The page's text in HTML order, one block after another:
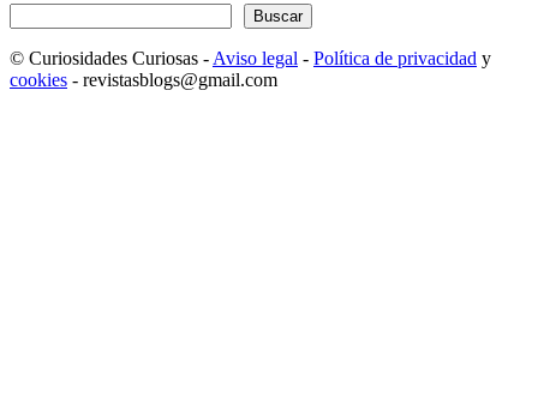
Buscar
© Curiosidades Curiosas - Aviso legal - Política de privacidad y
cookies - revistasblogs@gmail.com